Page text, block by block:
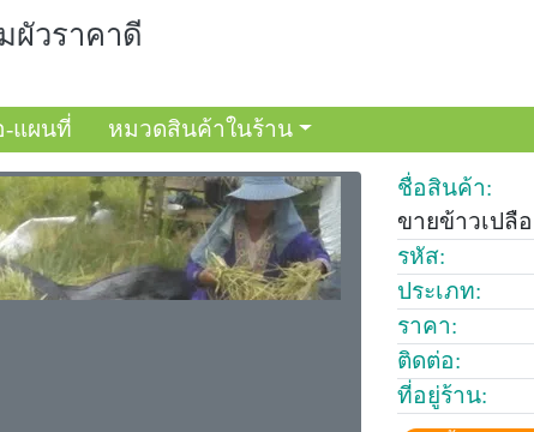
ผัวราคาดี
-แผนที่ หมวดสินค้าในร้าน
ชื่อสินค้า:
ขายข้าวเปลื
รหัส:
ประเภท:
ราคา:
ติดต่อ:
ที่อยู่ร้าน: